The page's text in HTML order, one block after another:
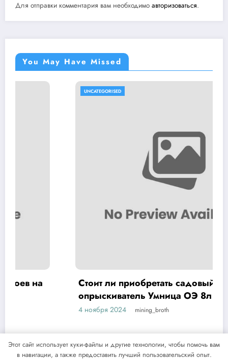
Для отправки комментария вам необходимо авторизоваться.
You May Have Missed
Стоит ли приобретать садовый
опрыскиватель Умница ОЭ 8л МИНИ
mining_broth
Этот сайт использует куки-файлы и другие технологии, чтобы помочь вам
в навигации, а также предоставить лучший пользовательский опыт.